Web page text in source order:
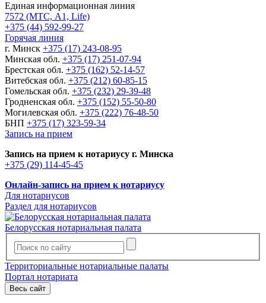
Единая информационная линия
7572 (МТС, A1, Life)
+375 (44) 592-99-27
Горячая линия
г. Минск +375 (17) 243-08-95
Минская обл. +375 (17) 251-07-94
Брестская обл. +375 (162) 52-14-57
Витебская обл. +375 (212) 60-85-15
Гомельская обл. +375 (232) 29-39-48
Гродненская обл. +375 (152) 55-50-80
Могилевская обл. +375 (222) 76-48-50
БНП +375 (17) 323-59-34
Запись на прием
Запись на прием к нотариусу г. Минска
+375 (29) 114-45-45
Онлайн-запись на прием к нотариусу
Для нотариусов
Раздел для нотариусов
Белорусская нотариальная палата
Территориальные нотариальные палаты
Портал нотариата
Весь сайт